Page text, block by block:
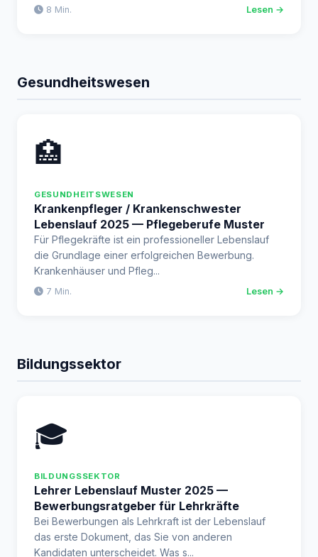
8 Min. Lesen →
Gesundheitswesen
🏥
GESUNDHEITSWESEN
Krankenpfleger / Krankenschwester
Lebenslauf 2025 — Pflegeberufe Muster
Für Pflegekräfte ist ein professioneller Lebenslauf
die Grundlage einer erfolgreichen Bewerbung.
Krankenhäuser und Pfleg...
7 Min. Lesen →
Bildungssektor
🎓
BILDUNGSSEKTOR
Lehrer Lebenslauf Muster 2025 —
Bewerbungsratgeber für Lehrkräfte
Bei Bewerbungen als Lehrkraft ist der Lebenslauf
das erste Dokument, das Sie von anderen
Kandidaten unterscheidet. Was s...